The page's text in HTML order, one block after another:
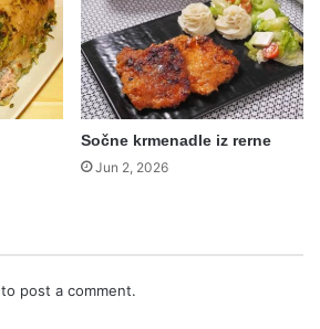
Sočne krmenadle iz rerne
Jun 2, 2026
to post a comment.